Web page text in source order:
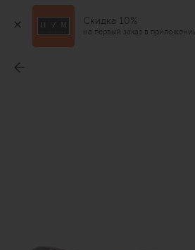
Скидка 10%
на первый заказ в приложении